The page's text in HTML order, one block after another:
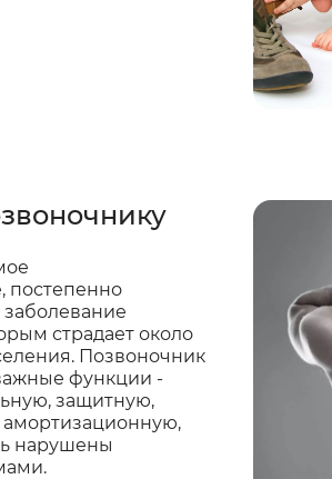
постепенно
страдает около
Позвоночник
функции -
защитную,
нарушены